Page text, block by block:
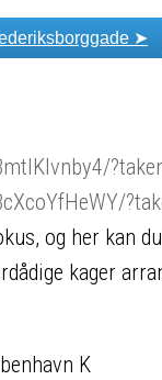
➤
og her kan
kager
K